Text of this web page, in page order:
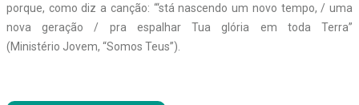
porque, como diz a canção: “‘stá nascendo um novo tempo, / uma
nova geração / pra espalhar Tua glória em toda Terra”
(Ministério Jovem, “Somos Teus”).